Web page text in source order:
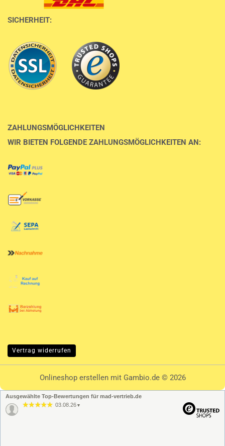
SICHERHEIT:
ZAHLUNGSMÖGLICHKEITEN
WIR BIETEN FOLGENDE ZAHLUNGSMÖGLICHKEITEN AN:
Vertrag widerrufen
Onlineshop erstellenmit Gambio.de © 2026
Ausgewählte Top-Bewertungen für mad-vertrieb.de
03.08.26 ▼